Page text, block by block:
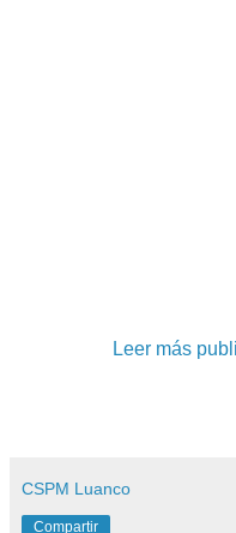
Leer más
CSPM Luanco
Compartir